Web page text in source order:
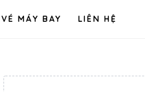
VÉ MÁY BAY LIÊN HỆ